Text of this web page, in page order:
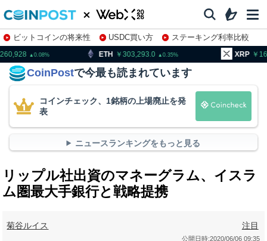
ビットコインの将来性 USDC買い方
ステーキング利率比較
株特集・関連銘柄
ETH 303,293.0 XRP 163.92
CoinPostで今最も読まれています
コインチェック、1銘柄の上場廃止を発
表
ニュースランキングをもっと見る
リップル社出資のマネーグラム、イスラ
ム圏最大手銀行と戦略提携
菊谷ルイス 注目
公開日時:2020/06/06 09:35